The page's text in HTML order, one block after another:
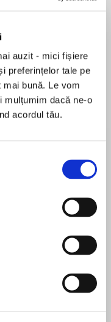
auzit - mici fișiere
preferințelor tale pe
bună. Le vom
mulțumim dacă ne-o
acordul tău.
tells the tale of
if it means
her entire life.
father is
her dream of
to survive in
her stepmother
recenzii
raised in Los
been profiled in